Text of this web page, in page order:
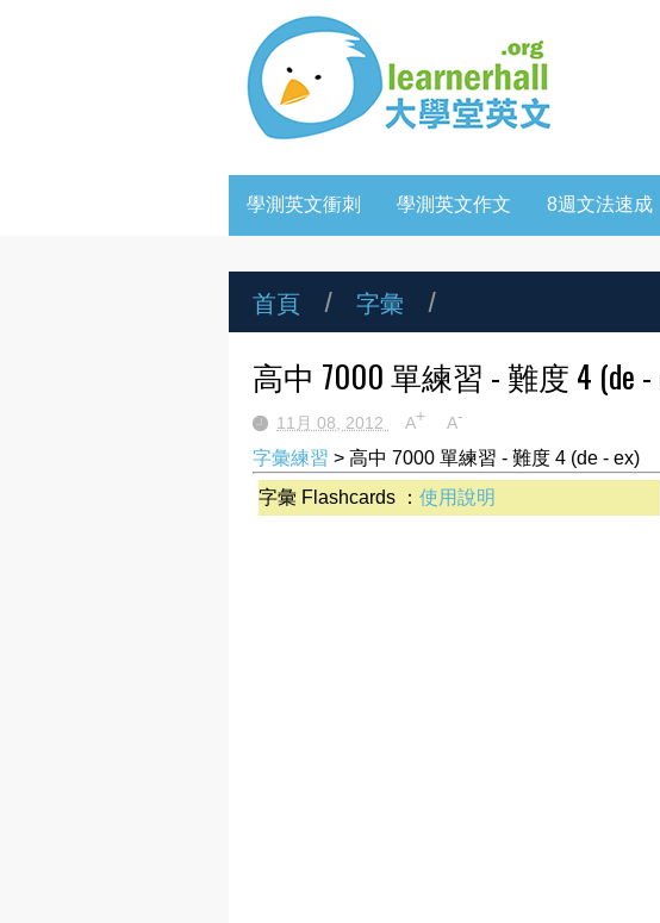
學測英文衝刺 學測英文作文 8週文法速成
首頁 / 字彙 /
高中 7000 單練習 - 難度 4 (de -
11月 08, 2012 A+ A-
字彙練習 > 高中 7000 單練習 - 難度 4 (de - ex)
字彙 Flashcards ： 使用說明